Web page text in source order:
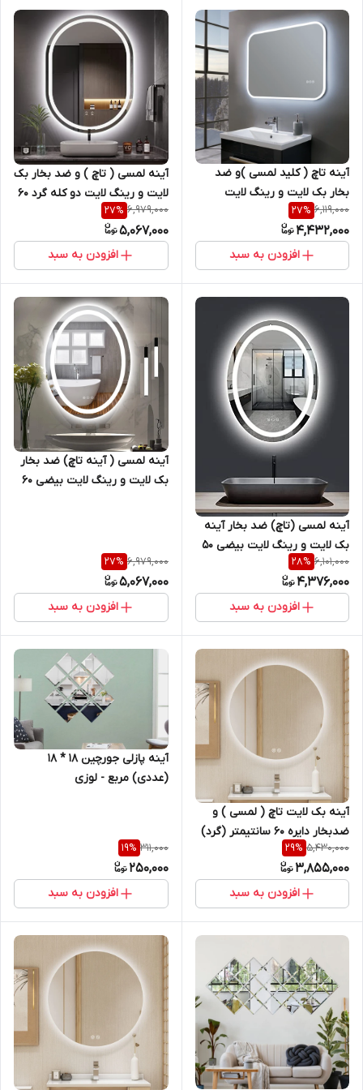
آینه تاچ ( کلید لمسی )و ضد
بخار بک لایت و رینگ لایت
روشویی سرویس بهداشتی و
اینه کنسول سری sl
6,119,000
27%
4,432,000
افزودن به سبد
آینه لمسی ( تاچ ) و ضد بخار بک
لایت و رینگ لایت دو کله گرد 60
روشویی سرویس بهداشتی و
اینه کنسول سری sm
6,979,000
27%
5,067,000
افزودن به سبد
آینه لمسی (تاچ) ضد بخار آینه
بک لایت و رینگ لایت بیضی 50
سرویس بهداشتی و اینه کنسول
6,101,000
28%
4,376,000
افزودن به سبد
آینه لمسی ( آینه تاچ) ضد بخار
بک لایت و رینگ لایت بیضی 60
6,979,000
27%
5,067,000
افزودن به سبد
آینه بک لایت تاچ ( لمسی ) و
ضدبخار دایره 60 سانتیمتر (گرد)
مناسب روشویی سرویس
بهداشتی و اینه کنسول
5,430,000
29%
3,855,000
افزودن به سبد
آینه پازلی جورچین ۱۸ * ۱۸
(عددی) مربع - لوزی
311,000
19%
250,000
افزودن به سبد